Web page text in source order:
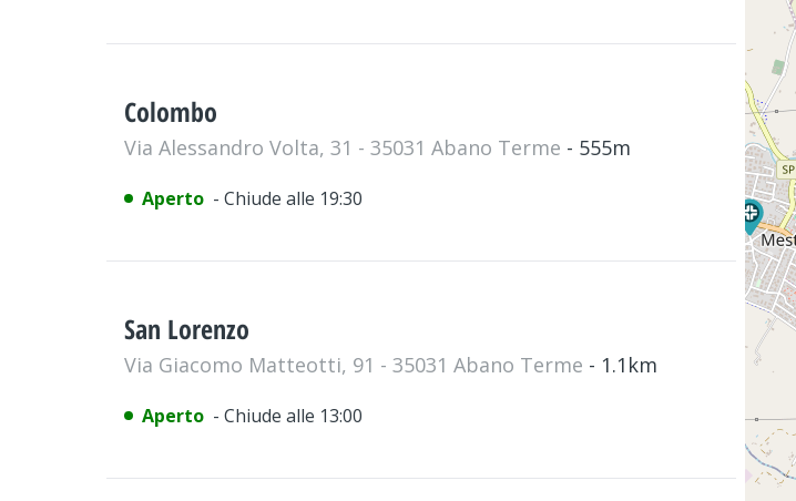
Colombo
Via Alessandro Volta, 31 - 35031 Abano Terme - 555m
Aperto - Chiude alle 19:30
San Lorenzo
Via Giacomo Matteotti, 91 - 35031 Abano Terme - 1.1km
Aperto - Chiude alle 13:00